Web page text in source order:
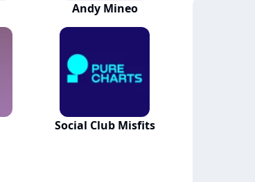
Andy Mineo
Social Club Misfits